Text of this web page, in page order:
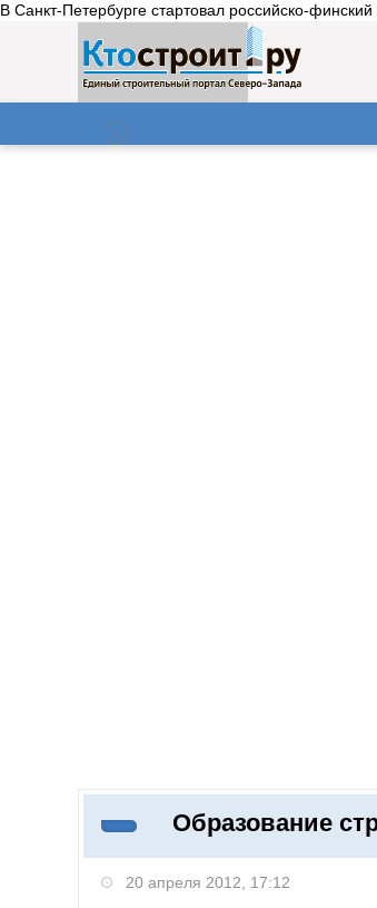
В Санкт-Петербурге стартовал российско-
Поиск
Образование
20 апреля 2012, 17:12